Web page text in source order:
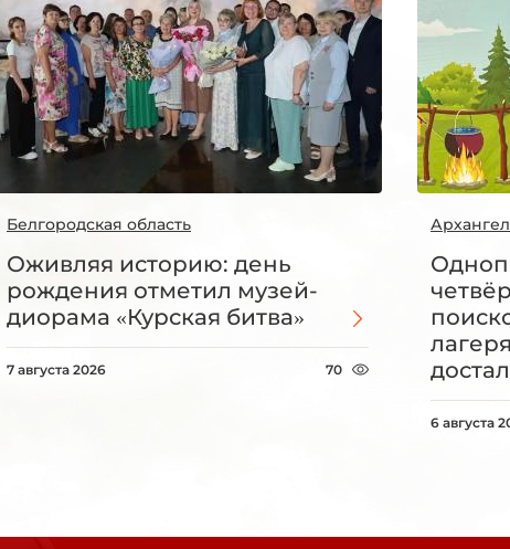
Белгородская область
Оживляя историю: день
рождения отметил музей-
диорама «Курская битва»
7 августа 2026 70
6 августа